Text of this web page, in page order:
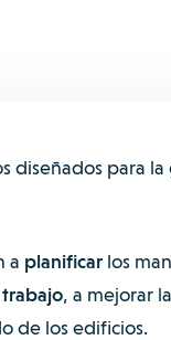
diseñados para
a planificarlos
, a mejorar la
de los edificios.